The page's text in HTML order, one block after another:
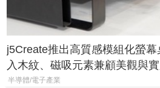
j5Create推出高質感模組化螢幕
入木紋、磁吸元素兼顧美觀與實
半導體/電子產業